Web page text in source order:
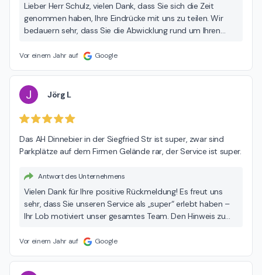
Lieber Herr Schulz, vielen Dank, dass Sie sich die Zeit
genommen haben, Ihre Eindrücke mit uns zu teilen. Wir
bedauern sehr, dass Sie die Abwicklung rund um Ihren
Dass es im Ablauf zu mehreren Unstimmigkeiten
Zufriedenheit unserer Kundinnen und Kunden hat für uns
höchste Priorität – deshalb nehmen wir Ihre Kritik sehr
ernst und möchten den gesamten Vorgang gern
Sichtweise besser zu verstehen, Missverständnisse zu
klären und Wege zu finden, wie wir Ihr Vertrauen
bei uns für ein persönliches Gespräch – wir nehmen uns
Zeit für Ihr Anliegen und stehen Ihnen gerne zur Verfügung:
📧 dmitrij.gross@dinnebiergruppe.de Mit freundlichen
Grüßen Ihr Team vom Autohaus Dinnebier
Vor einem Jahr auf Google
J Jörg L
Das AH Dinnebier in der Siegfried Str ist super, zwar sind
Parkplätze auf dem Firmen Gelände rar, der Service ist super.
Antwort des Unternehmens
Vielen Dank für Ihre positive Rückmeldung! Es freut uns
sehr, dass Sie unseren Service als „super“ erlebt haben –
Ihr Lob motiviert unser gesamtes Team. Den Hinweis zu
wissen, dass die Situation vor Ort manchmal
Kundinnen und Kunden das bestmögliche Umfeld zu
Vor einem Jahr auf Google